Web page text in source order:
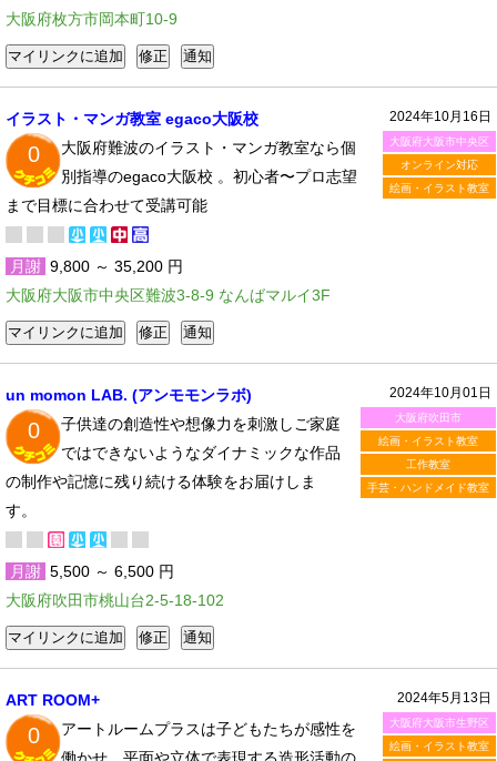
大阪府枚方市岡本町10-9
2024年10月16日
大阪府大阪市中央区
オンライン対応
絵画・イラスト教室
イラスト・マンガ教室 egaco大阪校
0
大阪府難波のイラスト・マンガ教室なら個
別指導のegaco大阪校 。初心者〜プロ志望
まで目標に合わせて受講可能
月謝 9,800 ～ 35,200 円
大阪府大阪市中央区難波3-8-9 なんばマルイ3F
2024年10月01日
大阪府吹田市
絵画・イラスト教室
工作教室
手芸・ハンドメイド教室
un momon LAB. (アンモモンラボ)
0
子供達の創造性や想像力を刺激しご家庭
ではできないようなダイナミックな作品
の制作や記憶に残り続ける体験をお届けしま
す。​
月謝 5,500 ～ 6,500 円
大阪府吹田市桃山台2-5-18-102
2024年5月13日
大阪府大阪市生野区
絵画・イラスト教室
ART ROOM+
0
アートルームプラスは子どもたちが感性を